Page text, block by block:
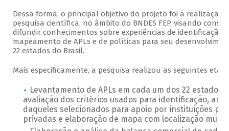
Dessa forma, o principal objetivo do projeto foi a realização
pesquisa científica, no âmbito do BNDES FEP, visando
difundir conhecimentos sobre experiências de identificação e
mapeamento de APLs e de políticas para seu
22 estados do Brasil.
Mais especificamente, a pesquisa realizou as seguintes
Levantamento de APLs em cada um dos 22 estados,
avaliação dos critérios usados para identificação,
daqueles selecionados para apoio por instituições
privadas e elaboração de mapa com localização